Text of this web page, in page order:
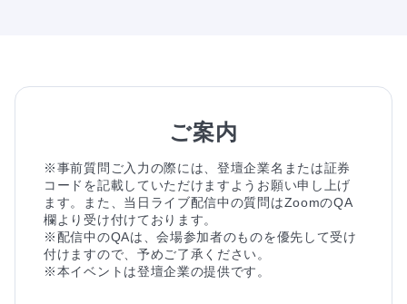
ご案内
※事前質問ご入力の際には、登壇企業名または証券
コードを記載していただけますようお願い申し上げ
ます。また、当日ライブ配信中の質問はZoomのQA
欄より受け付けております。
※配信中のQAは、会場参加者のものを優先して受け
付けますので、予めご了承ください。
※本イベントは登壇企業の提供です。